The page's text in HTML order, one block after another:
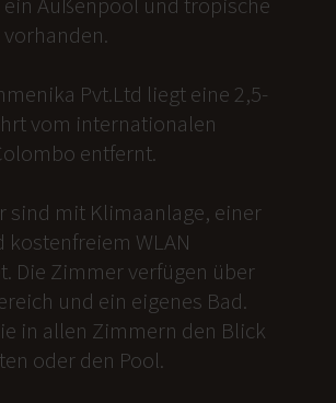
Pvt.Ltd liegt eine 2,5-
vom internationalen
entfernt.
sind mit Klimaanlage, einer
kostenfreiem WLAN
Die Zimmer verfügen über
und ein eigenes Bad.
in allen Zimmern den Blick
oder den Pool.